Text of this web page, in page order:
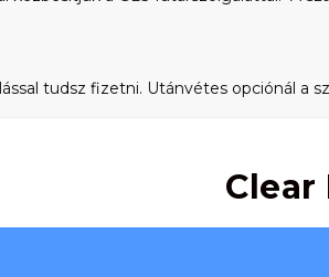
tudsz fizetni. Utánvétes opciónál a